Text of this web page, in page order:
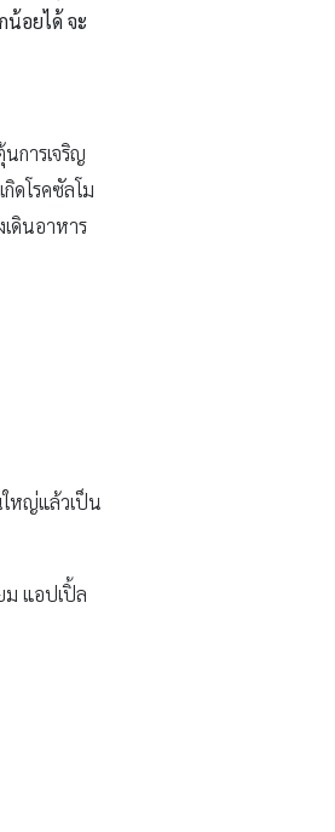
อยได้ จะ
การเจริญ
ดโรคซัลโม
ดินอาหาร
หญ่แล้วเป็น
แอปเปิ้ล